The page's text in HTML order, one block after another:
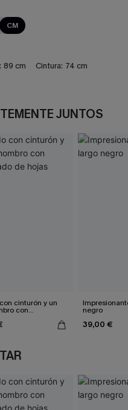
CM
89 cm Cintura: 74 cm
JUNTOS
cinturón y un
con negro
39,00 €